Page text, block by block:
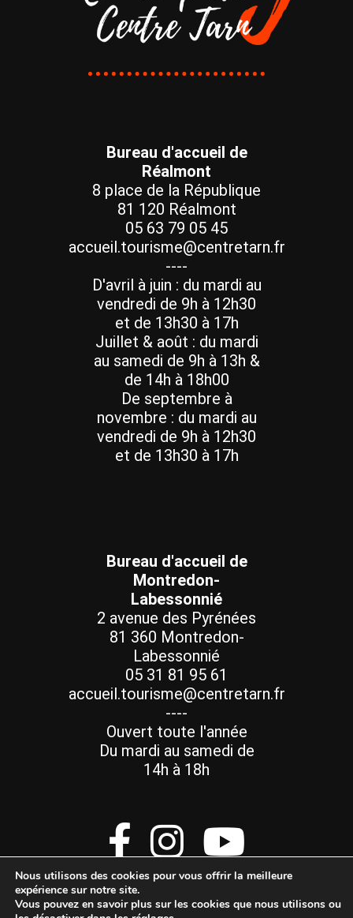
Bureau d'accueil de
Réalmont
8 place de la République
81 120 Réalmont
05 63 79 05 45
accueil.tourisme@centretarn.fr
----
D'avril à juin : du mardi au
vendredi de 9h à 12h30
et de 13h30 à 17h
Juillet & août : du mardi
au samedi de 9h à 13h &
de 14h à 18h00
De septembre à
novembre : du mardi au
vendredi de 9h à 12h30
et de 13h30 à 17h
Bureau d'accueil de
Montredon-
Labessonnié
2 avenue des Pyrénées
81 360 Montredon-
Labessonnié
05 31 81 95 61
accueil.tourisme@centretarn.fr
----
Ouvert toute l'année
Du mardi au samedi de
14h à 18h
Nous utilisons des cookies pour vous offrir la meilleure
expérience sur notre site.
Vous pouvez en savoir plus sur les cookies que nous utilisons ou